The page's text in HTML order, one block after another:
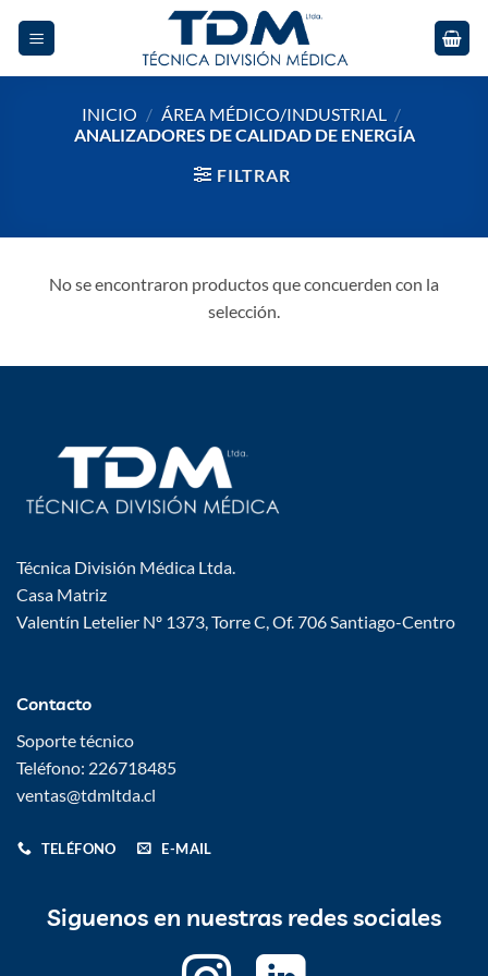
INICIO / ÁREA MÉDICO/INDUSTRIAL /
ANALIZADORES DE CALIDAD DE ENERGÍA
FILTRAR
No se encontraron productos que concuerden con la
selección.
Técnica División Médica Ltda.
Casa Matriz
Valentín Letelier Nº 1373, Torre C, Of. 706 Santiago-Centro
Contacto
Soporte técnico
Teléfono: 226718485
ventas@tdmltda.cl
TELÉFONO E-MAIL
Siguenos en nuestras redes sociales